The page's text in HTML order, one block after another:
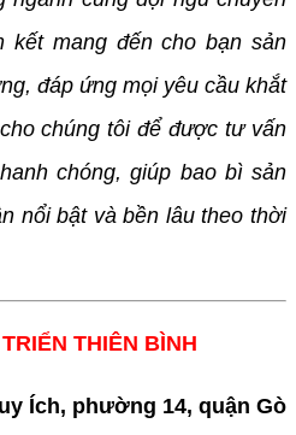
kết mang đến cho bạn sản
đáp ứng mọi yêu cầu khắt
chúng tôi để được tư vấn
chóng, giúp bao bì sản
nổi bật và bền lâu theo thời
THIÊN BÌNH
Ích, phường 14, quận Gò